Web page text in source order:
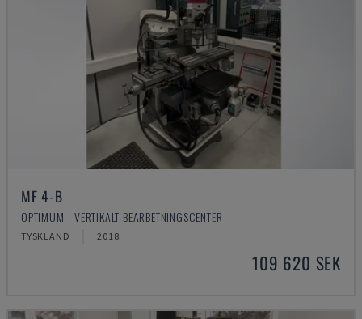
MF 4-B
OPTIMUM - VERTIKALT BEARBETNINGSCENTER
TYSKLAND 2018
109 620 SEK